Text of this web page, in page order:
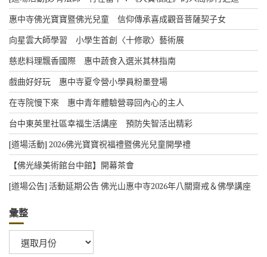
惠中寺佛光寶寶暨佛光兒童 信仰傳承喜成觀音菩薩契子女
向星雲大師學習 小學生首創〈十修歌〉藝術展
慈悲料理飄香國際 惠中蔬食入選米其林指南
戲曲好好玩 惠中寺夏令營小學員粉墨登場
在寺院慢下來 惠中青年體驗營尋回內心的主人
台中東英里社區幸福生活講座 預防失智活出精彩
[道場活動] 2026佛光寶寶祝福禮暨佛光兒童開學禮
【佛光緣美術館台中館】開幕茶會
[道場公告] 活動延期公告 佛光山惠中寺2026年八關齋戒＆佛學講座
彙整
整